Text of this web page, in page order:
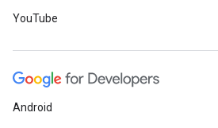
YouTube
Android